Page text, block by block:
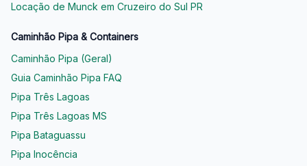
Locação de Munck em Cruzeiro do Sul PR
Caminhão Pipa & Containers
Caminhão Pipa (Geral)
Guia Caminhão Pipa FAQ
Pipa Três Lagoas
Pipa Três Lagoas MS
Pipa Bataguassu
Pipa Inocência